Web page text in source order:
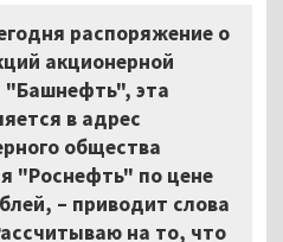
распоряжение о
акционерной
"Башнефть", эта
в адрес
общества
"Роснефть" по цене
– приводит слова
на то, что